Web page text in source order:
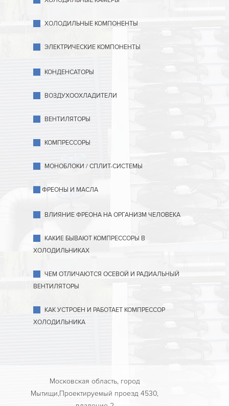
ХОЛОДИЛЬНЫЕ КОМПОНЕНТЫ
ЭЛЕКТРИЧЕСКИЕ КОМПОНЕНТЫ
КОНДЕНСАТОРЫ
ВОЗДУХООХЛАДИТЕЛИ
ВЕНТИЛЯТОРЫ
КОМПРЕССОРЫ
МОНОБЛОКИ / СПЛИТ-СИСТЕМЫ
ФРЕОНЫ И МАСЛА
ВЛИЯНИЕ ФРЕОНА НА ОРГАНИЗМ ЧЕЛОВЕКА
КАКИЕ БЫВАЮТ КОМПРЕССОРЫ В
ХОЛОДИЛЬНИКАХ
ЧЕМ ОТЛИЧАЮТСЯ ОСЕВОЙ И РАДИАЛЬНЫЙ
ВЕНТИЛЯТОРЫ
КАК УСТРОЕН И РАБОТАЕТ КОМПРЕССОР
ХОЛОДИЛЬНИКА
Московская область, город
Мытищи,Проектируемый проезд 4530,